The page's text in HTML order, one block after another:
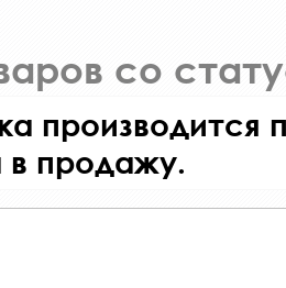
со
производится
в продажу.